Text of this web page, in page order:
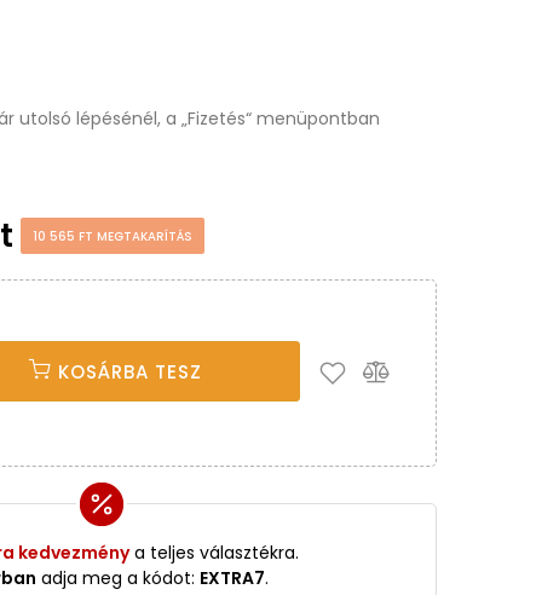
utolsó lépésénél, a „Fizetés“ menüpontban
10 565 FT MEGTAKARÍTÁS
KOSÁRBA TESZ
kedvezménya teljes választékra.
adja meg a kódot: EXTRA7.